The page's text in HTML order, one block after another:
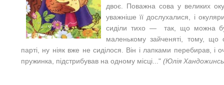
двоє. Поважна сова у великих
уважніше її дослухалися, і
сиділи тихо — так, що можна
маленькому зайченяті, тому, що
парті, ну ніяк вже не сиділося. Він і лапками перебирав, і
пружинка, підстрибував на одному місці..." (Юлія